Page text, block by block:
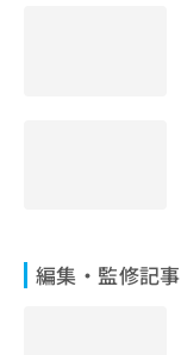
編集・監修記事